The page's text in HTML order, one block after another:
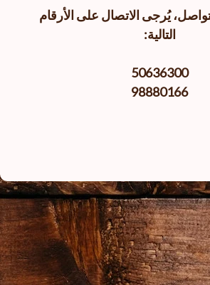
يُرجى الاتصال على الأرقام
التالية:
50636300
98880166